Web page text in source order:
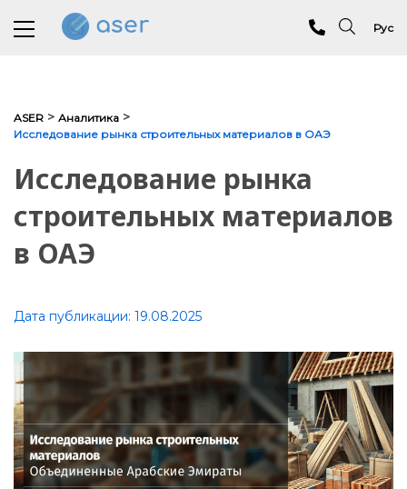
Рус
О нас
Портфолио
Отзывы
Аналитика
ASER > Аналитика >
Исследование рынка строительных материалов в ОАЭ
Исследование рынка
строительных материалов
в ОАЭ
Дата публикации: 19.08.2025